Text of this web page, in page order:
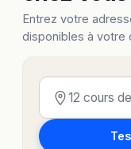
Entrez votre
disponibles à votre